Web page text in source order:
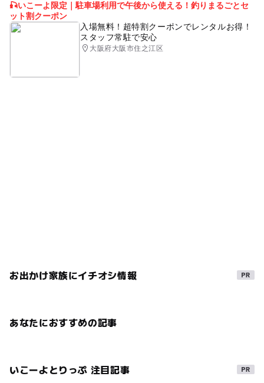
🎣いこーよ限定｜駐車場利用で午後から使える！釣りまるごとセ
ット割クーポン
入場無料！超特割クーポンでレンタルお得！
スタッフ常駐で安心
大阪府大阪市住之江区
お出かけ家族にイチオシ情報
あなたにおすすめの記事
いこーよとりっぷ 注目記事